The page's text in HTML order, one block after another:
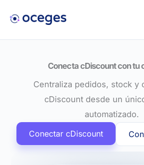
contenido
Conecta cDiscount con tu
Centraliza pedidos, stock y
cDiscount desde un
automatizado.
Conectar cDiscount